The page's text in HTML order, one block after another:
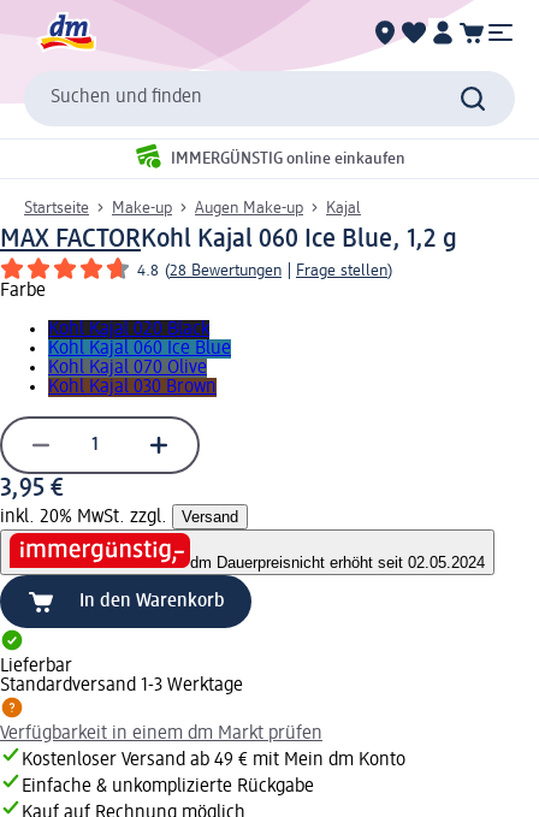
Suchen und finden
IMMERGÜNSTIG online einkaufen
Startseite Make-up Augen Make-up Kajal
MAX FACTORKohl Kajal 060 Ice Blue, 1,2 g
4.8 (28 Bewertungen Frage stellen)
Farbe
Kohl Kajal 020 Black
Kohl Kajal 060 Ice Blue
Kohl Kajal 070 Olive
Kohl Kajal 030 Brown
3,95 €
inkl. 20% MwSt. zzgl. Versand
dm Dauerpreisnicht erhöht seit 02.05.2024
In den Warenkorb
Lieferbar
Standardversand 1-3 Werktage
Verfügbarkeit in einem dm Markt prüfen
Kostenloser Versand ab 49 € mit Mein dm Konto
Einfache & unkomplizierte Rückgabe